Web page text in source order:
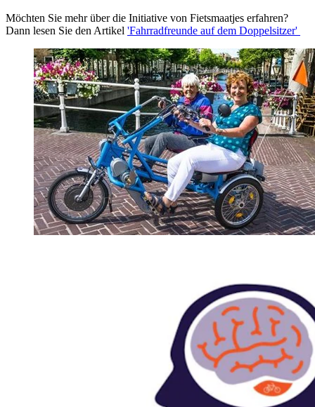
Möchten Sie mehr über die Initiative von Fietsmaatjes erfahren?
Dann lesen Sie den Artikel 'Fahrradfreunde auf dem Doppelsitzer'